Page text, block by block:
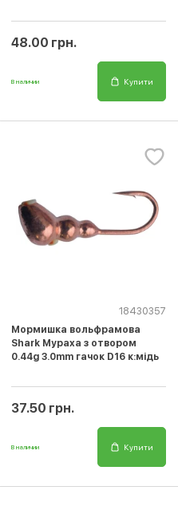
48.00 грн.
В наличии Купити
18430357
Мормишка вольфрамова
Shark Мураха з отвором
0.44g 3.0mm гачок D16 к:мідь
37.50 грн.
В наличии Купити